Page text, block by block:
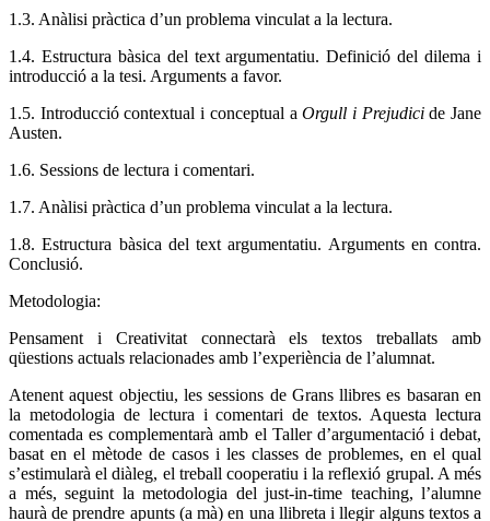
1.3. Anàlisi pràctica d’un problema vinculat a la lectura.
1.4. Estructura bàsica del text argumentatiu. Definició del dilema i
introducció a la tesi. Arguments a favor.
1.5. Introducció contextual i conceptual aOrgull i Prejudicide Jane
Austen.
1.6. Sessions de lectura i comentari.
1.7. Anàlisi pràctica d’un problema vinculat a la lectura.
1.8. Estructura bàsica del text argumentatiu. Arguments en contra.
Conclusió.
Metodologia:
Pensament i Creativitat connectarà els textos treballats amb
qüestions actuals relacionades amb l’experiència de l’alumnat.
Atenent aquest objectiu, les sessions de Grans llibres es basaran en
la metodologia de lectura i comentari de textos. Aquesta lectura
comentada es complementarà amb el Taller d’argumentació i debat,
basat en el mètode de casos i les classes de problemes, en el qual
s’estimularà el diàleg, el treball cooperatiu i la reflexió grupal. A més
a més, seguint la metodologia del just-in-time teaching, l’alumne
haurà de prendre apunts (a mà) en una llibreta i llegir alguns textos a